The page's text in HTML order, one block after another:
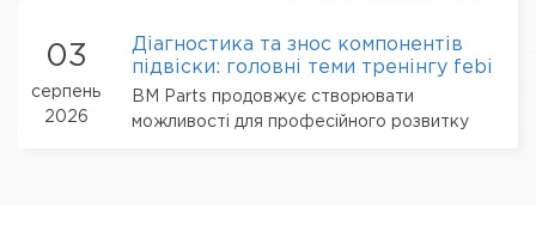
03
серпень
2026
Діагностика та знос компонентів
підвіски: головні теми тренінгу febi
в Івано-Франківську
BM Parts продовжує створювати
можливості для професійного розвитку